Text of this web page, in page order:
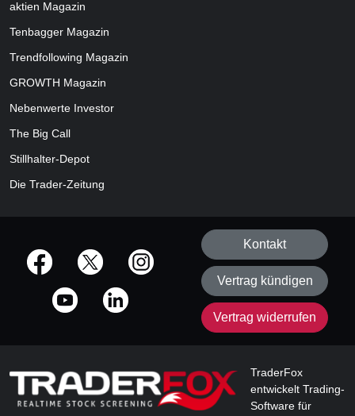
aktien Magazin
Tenbagger Magazin
Trendfollowing Magazin
GROWTH Magazin
Nebenwerte Investor
The Big Call
Stillhalter-Depot
Die Trader-Zeitung
offizielle Social Media-Accounts
Kontakt
Vertrag kündigen
Vertrag widerrufen
TraderFox
entwickelt Trading-
Software für